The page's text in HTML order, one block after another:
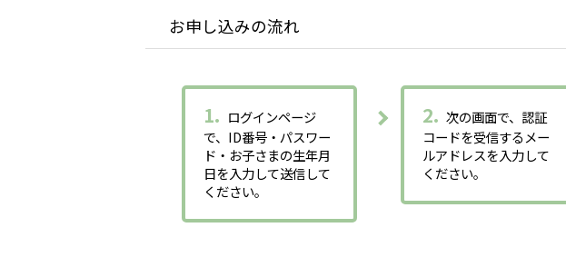
お申し込みの流れ
1. ログインページ
で、ID番号・パスワー
ド・お子さまの生年月
日を入力して送信して
ください。
2. 次の画面で、認証
コードを受信するメー
ルアドレスを入力して
ください。